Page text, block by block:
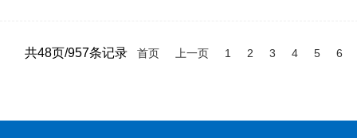
共48页/957条记录 首页 上一页 1 2 3 4 5 6